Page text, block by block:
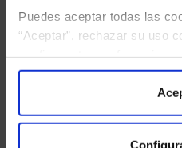
Puedes aceptar todas las
“Aceptar”, rechazar su uso
“Configuración”. Consulta
para más
He leído